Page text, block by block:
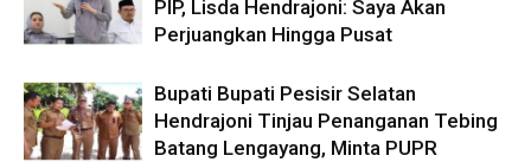
PIP, Lisda Hendrajoni: Saya Akan
Perjuangkan Hingga Pusat
Bupati Bupati Pesisir Selatan
Hendrajoni Tinjau Penanganan Tebing
Batang Lengayang, Minta PUPR